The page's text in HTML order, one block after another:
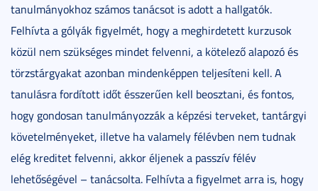
tanulmányokhoz számos tanácsot is adott a hallgatók.
Felhívta a gólyák figyelmét, hogy a meghirdetett kurzusok
közül nem szükséges mindet felvenni, a kötelező alapozó és
törzstárgyakat azonban mindenképpen teljesíteni kell. A
tanulásra fordított időt ésszerűen kell beosztani, és fontos,
hogy gondosan tanulmányozzák a képzési terveket, tantárgyi
követelményeket, illetve ha valamely félévben nem tudnak
elég kreditet felvenni, akkor éljenek a passzív félév
lehetőségével – tanácsolta. Felhívta a figyelmet arra is, hogy